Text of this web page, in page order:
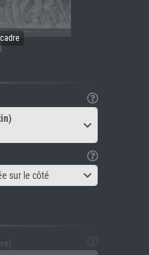
sur le côté